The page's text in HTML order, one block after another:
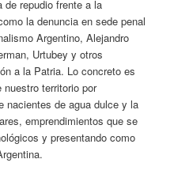
de repudio frente a la
la denuncia en sede penal
Argentino, Alejandro
Urtubey y otros
a la Patria. Lo concreto es
nuestro territorio por
nacientes de agua dulce y la
emprendimientos que se
y presentando como